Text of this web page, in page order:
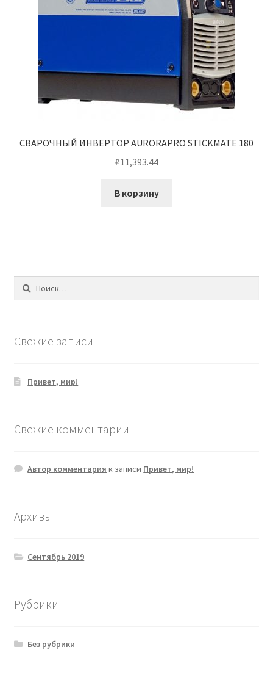
СВАРОЧНЫЙ ИНВЕРТОР AURORAPRO STICKMATE 180
₽11,393.44
В корзину
Найти:
Свежие записи
Привет, мир!
Свежие комментарии
Автор комментария к записи Привет, мир!
Архивы
Сентябрь 2019
Рубрики
Без рубрики